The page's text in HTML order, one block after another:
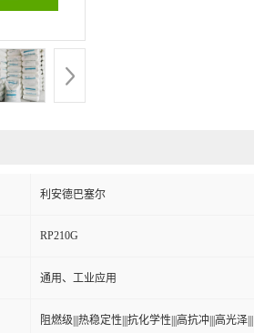
利安德巴塞尔
RP210G
通用、工业应用
阻燃级|||热稳定性|||抗化学性|||高抗冲|||高光泽|||